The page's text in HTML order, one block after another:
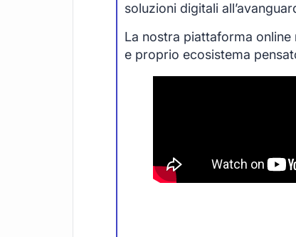
soluzioni digitali
La nostra piattaforma
e proprio ecosistema